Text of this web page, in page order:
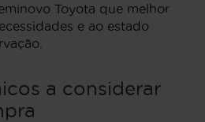
Toyota que melhor
e ao estado
a considerar